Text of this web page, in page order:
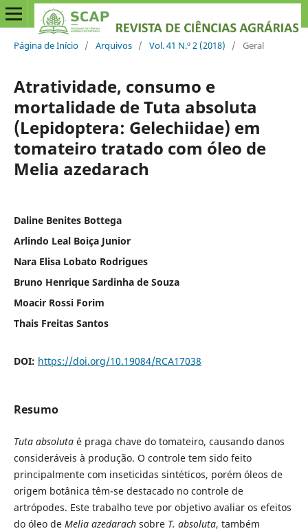
Página de Início / Arquivos / Vol. 41 N.º 2 (2018) / Geral
Atratividade, consumo e
mortalidade de Tuta absoluta
(Lepidoptera: Gelechiidae) em
tomateiro tratado com óleo de
Melia azedarach
Daline Benites Bottega
Arlindo Leal Boiça Junior
Nara Elisa Lobato Rodrigues
Bruno Henrique Sardinha de Souza
Moacir Rossi Forim
Thais Freitas Santos
DOI: https://doi.org/10.19084/RCA17038
Resumo
Tuta absoluta é praga chave do tomateiro, causando danos
consideráveis à produção. O controle tem sido feito
principalmente com inseticidas sintéticos, porém óleos de
origem botânica têm-se destacado no controle de
artrópodes. Este trabalho teve por objetivo avaliar os efeitos
do óleo de Melia azedarachsobre T. absoluta, também